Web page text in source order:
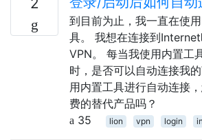
到目前为止，我一直在使
具。 我想在连接到
VPN。 每当我使用内置工
时，是否可以自动连接我
用内置工具进行自动连接
费的替代产品吗？
35
lion vpn login